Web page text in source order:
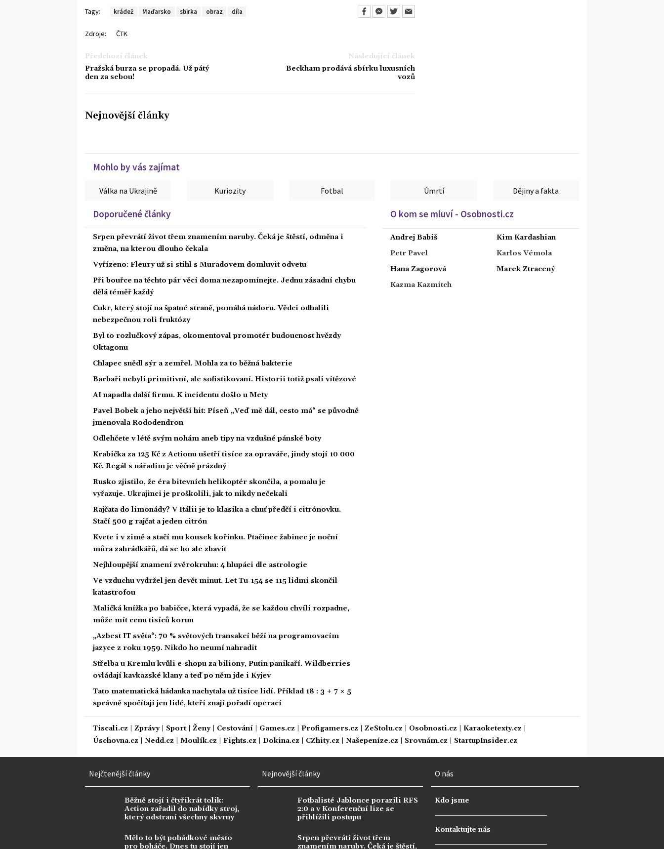
Tagy: krádež Maďarsko sbirka obraz díla
Zdroje: ČTK
Předchozí článek
Pražská burza se propadá. Už pátý
den za sebou!
Následující článek
Beckham prodává sbírku luxusních
vozů
Nejnovější články
Mohlo by vás zajímat
Válka na Ukrajině Kuriozity Fotbal Úmrtí Dějiny a fakta
Doporučené články
Srpen převrátí život třem znamením naruby. Čeká je štěstí, odměna i
změna, na kterou dlouho čekala
Vyřízeno: Fleury už si stihl s Muradovem domluvit odvetu
Při bouřce na těchto pár věcí doma nezapomínejte. Jednu zásadní chybu
dělá téměř každý
Cukr, který stojí na špatné straně, pomáhá nádoru. Vědci odhalili
nebezpečnou roli fruktózy
Byl to rozlučkový zápas, okomentoval promotér budoucnost hvězdy
Oktagonu
Chlapec snědl sýr a zemřel. Mohla za to běžná bakterie
Barbaři nebyli primitivní, ale sofistikovaní. Historii totiž psali vítězové
AI napadla další firmu. K incidentu došlo u Mety
Pavel Bobek a jeho největší hit: Píseň „Veď mě dál, cesto má“ se původně
jmenovala Rododendron
Odlehčete v létě svým nohám aneb tipy na vzdušné pánské boty
Krabička za 125 Kč z Actionu ušetří tisíce za opraváře, jindy stojí 10 000
Kč. Regál s nářadím je věčně prázdný
Rusko zjistilo, že éra bitevních helikoptér skončila, a pomalu je
vyřazuje. Ukrajinci je proškolili, jak to nikdy nečekali
Rajčata do limonády? V Itálii je to klasika a chuť předčí i citrónovku.
Stačí 500 g rajčat a jeden citrón
Kvete i v zimě a stačí mu kousek kořínku. Ptačinec žabinec je noční
můra zahrádkářů, dá se ho ale zbavit
Nejhloupější znamení zvěrokruhu: 4 hlupáci dle astrologie
Ve vzduchu vydržel jen devět minut. Let Tu-154 se 115 lidmi skončil
katastrofou
Maličká knížka po babičce, která vypadá, že se každou chvíli rozpadne,
může mít cenu tisíců korun
„Azbest IT světa“: 70 % světových transakcí běží na programovacím
jazyce z roku 1959. Nikdo ho neumí nahradit
Střelba u Kremlu kvůli e-shopu za biliony, Putin panikaří. Wildberries
ovládají kavkazské klany a teď po něm jde i Kyjev
Tato matematická hádanka nachytala už tisíce lidí. Příklad 18 : 3 + 7 × 5
správně spočítají jen lidé, kteří znají pořadí operací
O kom se mluví - Osobnosti.cz
Andrej Babiš
Petr Pavel
Hana Zagorová
Kazma Kazmitch
Kim Kardashian
Karlos Vémola
Marek Ztracený
Tiscali.cz Zprávy| Sport| Ženy| Cestování Games.cz Profigamers.cz ZeStolu.cz Osobnosti.cz Karaoketexty.cz
Úschovna.cz
Nedd.cz Moulík.cz Fights.cz Dokina.cz CZhity.cz Našepeníze.cz Srovnám.cz StartupInsider.cz
Nejčtenější články
Běžně stojí i čtyřikrát tolik:
Action zařadil do nabídky stroj,
který odstraní všechny skvrny
Mělo to být pohádkové město
pro boháče. Dnes tu stojí jen
Nejnovější články
Fotbalisté Jablonce porazili RFS
2:0 a v Konferenční lize se
přiblížili postupu
Srpen převrátí život třem
znamením naruby. Čeká je štěstí,
O nás
Kdo jsme
Kontaktujte nás